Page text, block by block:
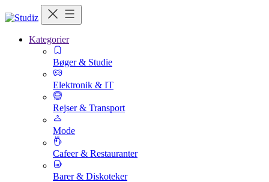
Kategorier
Bøger & Studie
Elektronik & IT
Rejser & Transport
Mode
Cafeer & Restauranter
Barer & Diskoteker